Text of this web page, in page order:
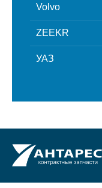
Volvo
ZEEKR
УАЗ